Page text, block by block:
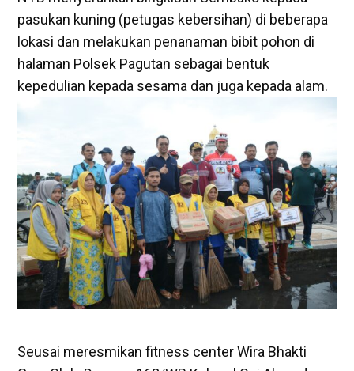
pasukan kuning (petugas kebersihan) di beberapa
lokasi dan melakukan penanaman bibit pohon di
halaman Polsek Pagutan sebagai bentuk
kepedulian kepada sesama dan juga kepada alam.
Seusai meresmikan fitness center Wira Bhakti